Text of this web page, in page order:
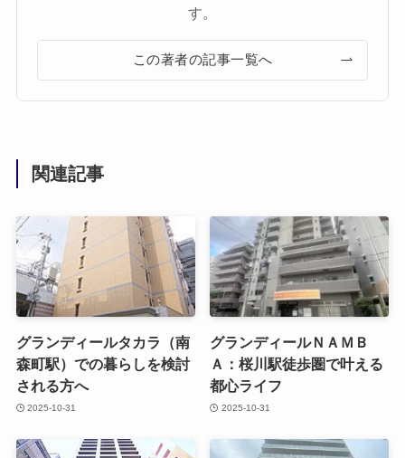
す。
この著者の記事一覧へ
関連記事
グランディールタカラ（南
森町駅）での暮らしを検討
される方へ
2025-10-31
グランディールＮＡＭＢ
Ａ：桜川駅徒歩圏で叶える
都心ライフ
2025-10-31